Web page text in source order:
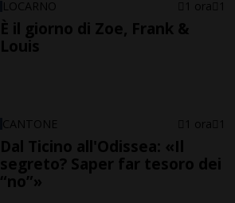
LOCARNO 1 ora 1
È il giorno di Zoe, Frank &
Louis
CANTONE 1 ora 1
Dal Ticino all'Odissea: «Il
segreto? Saper far tesoro dei
“no”»